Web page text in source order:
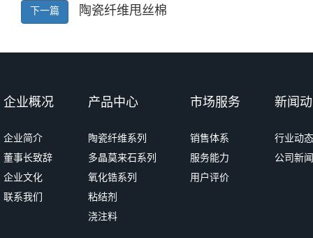
下一篇 陶瓷纤维甩丝棉
企业概况
企业简介
董事长致辞
企业文化
联系我们
产品中心
陶瓷纤维系列
多晶莫来石系列
氧化锆系列
粘结剂
浇注料
市场服务
销售体系
服务能力
用户评价
新闻
行业动态
公司新闻